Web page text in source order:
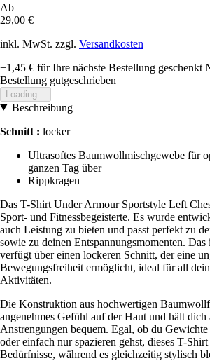
Ab
29,00 €
inkl. MwSt. zzgl. Versandkosten
+1,45 € für Ihre nächste Bestellung geschenkt
Bestellung gutgeschrieben
Loading...
Beschreibung
Schnitt : locker
Ultrasoftes Baumwollmischgewebe für
ganzen Tag über
Rippkragen
Das T-Shirt Under Armour Sportstyle Left
Sport- und Fitnessbegeisterte. Es wurde
auch Leistung zu bieten und passt perfekt zu
sowie zu deinen Entspannungsmomenten.
verfügt über einen lockeren Schnitt, der eine
Bewegungsfreiheit ermöglicht, ideal für all
Aktivitäten.
Die Konstruktion aus hochwertigen
angenehmes Gefühl auf der Haut und hält dich
Anstrengungen bequem. Egal, ob du
oder einfach nur spazieren gehst, dieses T-
Bedürfnisse, während es gleichzeitig stylisch